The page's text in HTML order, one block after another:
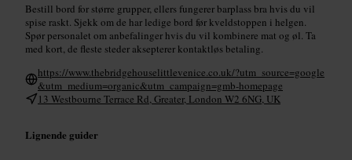
Bestill bord for større grupper, ellers fungerer barplass bra hvis du vil
spise raskt. Sjekk om de har ledige bord før kveldstoppen i helgen.
Spør personalet om anbefalinger hvis du vil kombinere mat og øl. Ta
med kort, de fleste steder aksepterer kontaktløs betaling.
https://www.thebridgehouselittlevenice.co.uk/?utm_source=google
&utm_medium=organic&utm_campaign=gmb-homepage
13 Westbourne Terrace Rd, Greater, London W2 6NG, UK
Lignende guider